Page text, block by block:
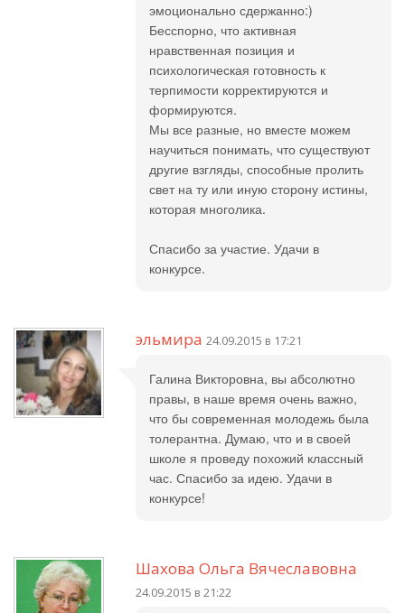
эмоционально сдержанно:)
Бесспорно, что активная
нравственная позиция и
психологическая готовность к
терпимости корректируются и
формируются.
Мы все разные, но вместе можем
научиться понимать, что существуют
другие взгляды, способные пролить
свет на ту или иную сторону истины,
которая многолика.
Спасибо за участие. Удачи в
конкурсе.
эльмира 24.09.2015 в 17:21
Галина Викторовна, вы абсолютно
правы, в наше время очень важно,
что бы современная молодежь была
толерантна. Думаю, что и в своей
школе я проведу похожий классный
час. Спасибо за идею. Удачи в
конкурсе!
Шахова Ольга Вячеславовна
24.09.2015 в 21:22